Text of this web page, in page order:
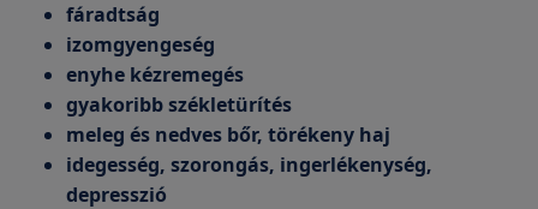
fáradtság
izomgyengeség
enyhe kézremegés
gyakoribb székletürítés
meleg és nedves bőr, törékeny haj
idegesség, szorongás, ingerlékenység,
depresszió